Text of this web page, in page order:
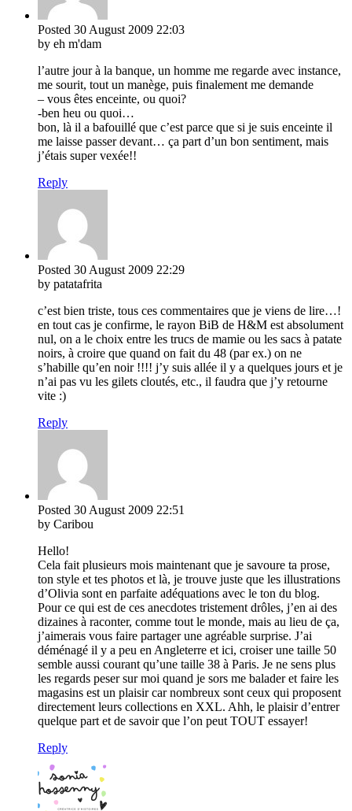
Posted 30 August 2009 22:03
by eh m'dam
l’autre jour à la banque, un homme me regarde avec instance,
me sourit, tout un manège, puis finalement me demande
– vous êtes enceinte, ou quoi?
-ben heu ou quoi…
bon, là il a bafouillé que c’est parce que si je suis enceinte il
me laisse passer devant… ça part d’un bon sentiment, mais
j’étais super vexée!!
Reply
Posted 30 August 2009 22:29
by patatafrita
c’est bien triste, tous ces commentaires que je viens de lire…!
en tout cas je confirme, le rayon BiB de H&M est absolument
nul, on a le choix entre les trucs de mamie ou les sacs à patate
noirs, à croire que quand on fait du 48 (par ex.) on ne
s’habille qu’en noir !!!! j’y suis allée il y a quelques jours et je
n’ai pas vu les gilets cloutés, etc., il faudra que j’y retourne
vite :)
Reply
Posted 30 August 2009 22:51
by Caribou
Hello!
Cela fait plusieurs mois maintenant que je savoure ta prose,
ton style et tes photos et là, je trouve juste que les illustrations
d’Olivia sont en parfaite adéquations avec le ton du blog.
Pour ce qui est de ces anecdotes tristement drôles, j’en ai des
dizaines à raconter, comme tout le monde, mais au lieu de ça,
j’aimerais vous faire partager une agréable surprise. J’ai
déménagé il y a peu en Angleterre et ici, croiser une taille 50
semble aussi courant qu’une taille 38 à Paris. Je ne sens plus
les regards peser sur moi quand je sors me balader et faire les
magasins est un plaisir car nombreux sont ceux qui proposent
directement leurs collections en XXL. Ahh, le plaisir d’entrer
quelque part et de savoir que l’on peut TOUT essayer!
Reply